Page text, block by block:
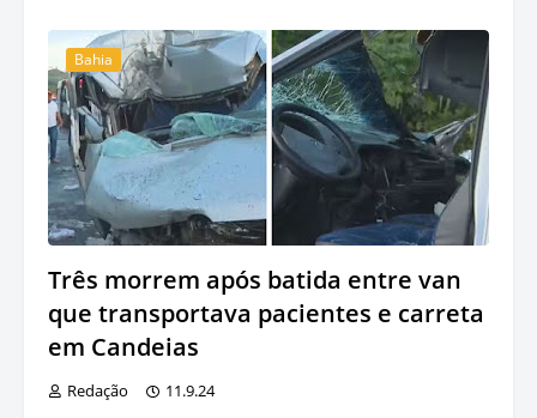
Bahia
Três morrem após batida entre van
que transportava pacientes e carreta
em Candeias
Redação
11.9.24